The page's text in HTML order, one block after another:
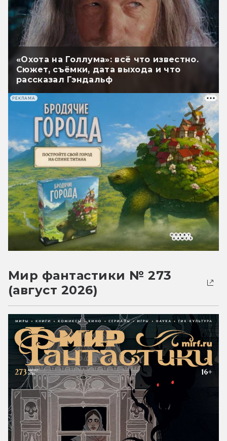
«Охота на Голлума»: всё что известно.
Сюжет, съёмки, дата выхода и что
рассказал Гэндальф
РЕКЛАМА
Мир фантастики № 273
(август 2026)